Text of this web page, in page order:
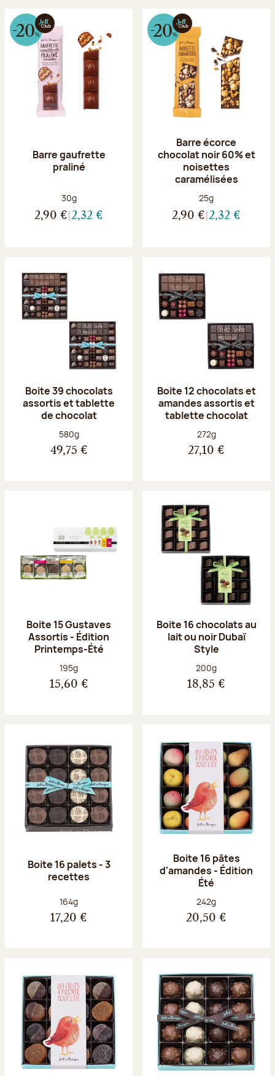
Barre gaufrette
praliné
Poids net :
30g
2,90 € 2,32 €
Barre écorce
chocolat noir 60% et
noisettes
caramélisées
Poids net :
25g
2,90 € 2,32 €
Boite 39 chocolats
assortis et tablette
de chocolat
Poids net :
580g
49,75 €
Boite 12 chocolats et
amandes assortis et
tablette chocolat
Poids net :
272g
27,10 €
Boite 15 Gustaves
Assortis - Édition
Printemps-Été
Poids net :
195g
15,60 €
Boite 16 chocolats au
lait ou noir Dubaï
Style
Poids net :
200g
18,85 €
Boite 16 palets - 3
recettes
Poids net :
164g
17,20 €
Boite 16 pâtes
d'amandes - Édition
Été
Poids net :
242g
20,50 €